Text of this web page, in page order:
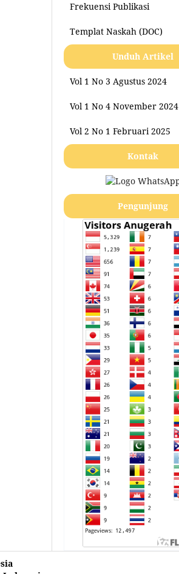
Frekuensi Publikasi
Templat Naskah (DOC)
Unduh Artikel
Vol 1 No 3 Agustus 2024
Vol 1 No 4 November 2024
Vol 2 No 1 Februari 2025
Kontak
Pengunjung